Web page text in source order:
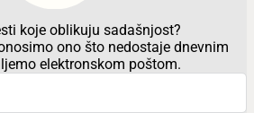
koje oblikuju sadašnjost?
ono što nedostaje dnevnim
elektronskom poštom.